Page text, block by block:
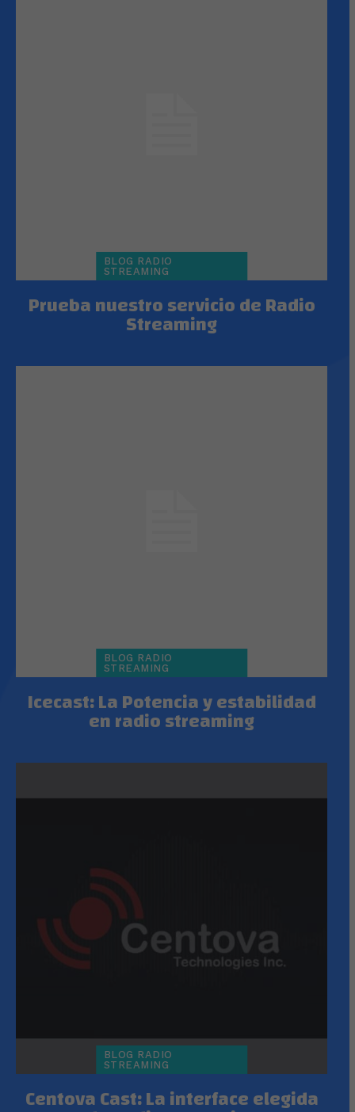
BLOG RADIO
STREAMING
Prueba nuestro servicio de Radio
Streaming
BLOG RADIO
STREAMING
Icecast: La Potencia y estabilidad
en radio streaming
BLOG RADIO
STREAMING
Centova Cast: La interface elegida